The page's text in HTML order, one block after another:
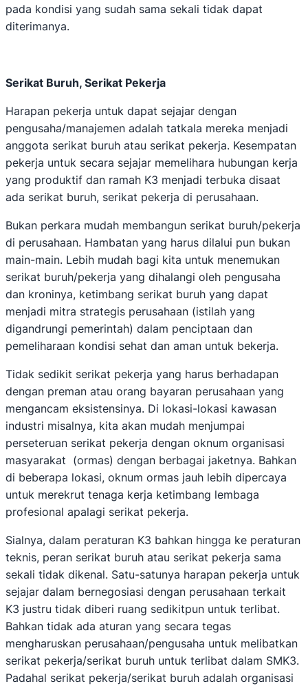
pada kondisi yang sudah sama sekali tidak dapat
diterimanya.
Serikat Buruh, Serikat Pekerja
Harapan pekerja untuk dapat sejajar dengan
pengusaha/manajemen adalah tatkala mereka menjadi
anggota serikat buruh atau serikat pekerja. Kesempatan
pekerja untuk secara sejajar memelihara hubungan kerja
yang produktif dan ramah K3 menjadi terbuka disaat
ada serikat buruh, serikat pekerja di perusahaan.
Bukan perkara mudah membangun serikat buruh/pekerja
di perusahaan. Hambatan yang harus dilalui pun bukan
main-main. Lebih mudah bagi kita untuk menemukan
serikat buruh/pekerja yang dihalangi oleh pengusaha
dan kroninya, ketimbang serikat buruh yang dapat
menjadi mitra strategis perusahaan (istilah yang
digandrungi pemerintah) dalam penciptaan dan
pemeliharaan kondisi sehat dan aman untuk bekerja.
Tidak sedikit serikat pekerja yang harus berhadapan
dengan preman atau orang bayaran perusahaan yang
mengancam eksistensinya. Di lokasi-lokasi kawasan
industri misalnya, kita akan mudah menjumpai
perseteruan serikat pekerja dengan oknum organisasi
masyarakat (ormas) dengan berbagai jaketnya. Bahkan
di beberapa lokasi, oknum ormas jauh lebih dipercaya
untuk merekrut tenaga kerja ketimbang lembaga
profesional apalagi serikat pekerja.
Sialnya, dalam peraturan K3 bahkan hingga ke peraturan
teknis, peran serikat buruh atau serikat pekerja sama
sekali tidak dikenal. Satu-satunya harapan pekerja untuk
sejajar dalam bernegosiasi dengan perusahaan terkait
K3 justru tidak diberi ruang sedikitpun untuk terlibat.
Bahkan tidak ada aturan yang secara tegas
mengharuskan perusahaan/pengusaha untuk melibatkan
serikat pekerja/serikat buruh untuk terlibat dalam SMK3.
Padahal serikat pekerja/serikat buruh adalah organisasi